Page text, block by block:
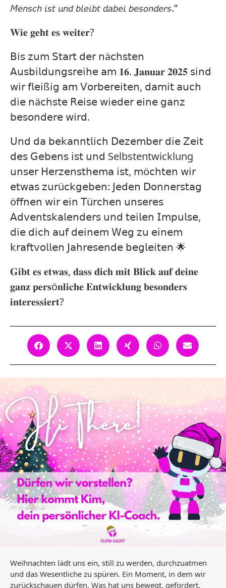
𝘔𝘦𝘯𝘴𝘤𝘩 𝘪𝘴𝘵 𝘶𝘯𝘥 𝘣𝘭𝘦𝘪𝘣𝘵 𝘥𝘢𝘣𝘦𝘪 𝘣𝘦𝘴𝘰𝘯𝘥𝘦𝘳𝘴.“⁣
𝐖𝐢𝐞 𝐠𝐞𝐡𝐭 𝐞𝐬 𝐰𝐞𝐢𝐭𝐞𝐫?⁣
𝖡𝗂𝗌 𝗓𝗎𝗆 𝖲𝗍𝖺𝗋𝗍 𝖽𝖾𝗋 𝗇ä𝖼𝗁𝗌𝗍𝖾𝗇
𝖠𝗎𝗌𝖻𝗂𝗅𝖽𝗎𝗇𝗀𝗌𝗋𝖾𝗂𝗁𝖾 𝖺𝗆 𝟏𝟔. 𝐉𝐚𝐧𝐮𝐚𝐫 𝟐𝟎𝟐𝟓 𝗌𝗂𝗇𝖽
𝗐𝗂𝗋 𝖿𝗅𝖾𝗂ß𝗂𝗀 𝖺𝗆 𝖵𝗈𝗋𝖻𝖾𝗋𝖾𝗂𝗍𝖾𝗇, 𝖽𝖺𝗆𝗂𝗍 𝖺𝗎𝖼𝗁
𝖽𝗂𝖾 𝗇ä𝖼𝗁𝗌𝗍𝖾 𝖱𝖾𝗂𝗌𝖾 𝗐𝗂𝖾𝖽𝖾𝗋 𝖾𝗂𝗇𝖾 𝗀𝖺𝗇𝗓
𝖻𝖾𝗌𝗈𝗇𝖽𝖾𝗋𝖾 𝗐𝗂𝗋𝖽.⁣
𝖴𝗇𝖽 𝖽𝖺 𝖻𝖾𝗄𝖺𝗇𝗇𝗍𝗅𝗂𝖼𝗁 𝖣𝖾𝗓𝖾𝗆𝖻𝖾𝗋 𝖽𝗂𝖾 𝖹𝖾𝗂𝗍
𝖽𝖾𝗌 𝖦𝖾𝖻𝖾𝗇𝗌 𝗂𝗌𝗍 𝗎𝗇𝖽 Selbstentwicklung
𝗎𝗇𝗌𝖾𝗋 𝖧𝖾𝗋𝗓𝖾𝗇𝗌𝗍𝗁𝖾𝗆𝖺 𝗂𝗌𝗍, 𝗆ö𝖼𝗁𝗍𝖾𝗇 𝗐𝗂𝗋
𝖾𝗍𝗐𝖺𝗌 𝗓𝗎𝗋ü𝖼𝗄𝗀𝖾𝖻𝖾𝗇: 𝖩𝖾𝖽𝖾𝗇 𝖣𝗈𝗇𝗇𝖾𝗋𝗌𝗍𝖺𝗀
ö𝖿𝖿𝗇𝖾𝗇 𝗐𝗂𝗋 𝖾𝗂𝗇 𝖳ü𝗋𝖼𝗁𝖾𝗇 𝗎𝗇𝗌𝖾𝗋𝖾𝗌
𝖠𝖽𝗏𝖾𝗇𝗍𝗌𝗄𝖺𝗅𝖾𝗇𝖽𝖾𝗋𝗌 𝗎𝗇𝖽 𝗍𝖾𝗂𝗅𝖾𝗇 𝖨𝗆𝗉𝗎𝗅𝗌𝖾,
𝖽𝗂𝖾 𝖽𝗂𝖼𝗁 𝖺𝗎𝖿 𝖽𝖾𝗂𝗇𝖾𝗆 𝖶𝖾𝗀 𝗓𝗎 𝖾𝗂𝗇𝖾𝗆
𝗄𝗋𝖺𝖿𝗍𝗏𝗈𝗅𝗅𝖾𝗇 𝖩𝖺𝗁𝗋𝖾𝗌𝖾𝗇𝖽𝖾 𝖻𝖾𝗀𝗅𝖾𝗂𝗍𝖾𝗇 🌟⁣
𝐆𝐢𝐛𝐭 𝐞𝐬 𝐞𝐭𝐰𝐚𝐬, 𝐝𝐚𝐬𝐬 𝐝𝐢𝐜𝐡 𝐦𝐢𝐭 𝐁𝐥𝐢𝐜𝐤 𝐚𝐮𝐟 𝐝𝐞𝐢𝐧𝐞
𝐠𝐚𝐧𝐳 𝐩𝐞𝐫𝐬ö𝐧𝐥𝐢𝐜𝐡𝐞 𝐄𝐧𝐭𝐰𝐢𝐜𝐤𝐥𝐮𝐧𝐠 𝐛𝐞𝐬𝐨𝐧𝐝𝐞𝐫𝐬
𝐢𝐧𝐭𝐞𝐫𝐞𝐬𝐬𝐢𝐞𝐫𝐭?⁣
Weihnachten lädt uns ein, still zu werden, durchzuatmen
und das Wesentliche zu spüren. Ein Moment, in dem wir
zurückschauen dürfen. Was hat uns bewegt, gefordert,